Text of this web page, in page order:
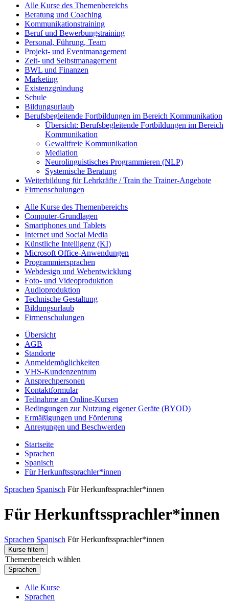
Alle Kurse des Themenbereichs
Beratung und Coaching
Kommunikationstraining
Beruf und Bewerbungstraining
Personal, Führung, Team
Projekt- und Eventmanagement
Zeit- und Selbstmanagement
BWL und Finanzen
Marketing
Existenzgründung
Schule
Bildungsurlaub
Berufsbegleitende Fortbildungen im Bereich Kommunikation
Übersicht: Berufsbegleitende Fortbildungen im Bereich
Kommunikation
Gewaltfreie Kommunikation
Mediation
Neurolinguistisches Programmieren (NLP)
Systemische Beratung
Weiterbildung für Lehrkräfte / Train the Trainer-Angebote
Firmenschulungen
Alle Kurse des Themenbereichs
Computer-Grundlagen
Smartphones und Tablets
Internet und Social Media
Künstliche Intelligenz (KI)
Microsoft Office-Anwendungen
Programmiersprachen
Webdesign und Webentwicklung
Foto- und Videoproduktion
Audioproduktion
Technische Gestaltung
Bildungsurlaub
Firmenschulungen
Übersicht
AGB
Standorte
Anmeldemöglichkeiten
VHS-Kundenzentrum
Ansprechpersonen
Kontaktformular
Teilnahme an Online-Kursen
Bedingungen zur Nutzung eigener Geräte (BYOD)
Ermäßigungen und Förderung
Anregungen und Beschwerden
Startseite
Sprachen
Spanisch
Für Herkunftssprachler*innen
Sprachen Spanisch Für Herkunftssprachler*innen
Für Herkunftssprachler*innen
Sprachen Spanisch Für Herkunftssprachler*innen
Kurse filtern
Themenbereich wählen
Sprachen
Alle Kurse
Sprachen